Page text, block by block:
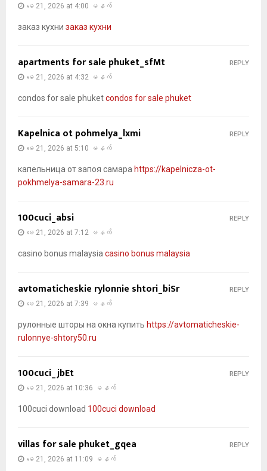
မေ 21, 2026 at 4:00 မနက်
заказ кухни заказ кухни
apartments for sale phuket_sfMt
မေ 21, 2026 at 4:32 မနက်
condos for sale phuketcondos for sale phuket
REPLY
Kapelnica ot pohmelya_lxmi
မေ 21, 2026 at 5:10 မနက်
капельница от запоя самара https://kapelnicza-ot-
pokhmelya-samara-23.ru
REPLY
100cuci_absi
မေ 21, 2026 at 7:12 မနက်
casino bonus malaysia casino bonus malaysia
REPLY
avtomaticheskie rylonnie shtori_biSr
မေ 21, 2026 at 7:39 မနက်
рулонные шторы на окна купить https://avtomaticheskie-
rulonnye-shtory50.ru
REPLY
100cuci_jbEt
မေ 21, 2026 at 10:36 မနက်
100cuci download 100cuci download
REPLY
villas for sale phuket_gqea
မေ 21, 2026 at 11:09 မနက်
REPLY